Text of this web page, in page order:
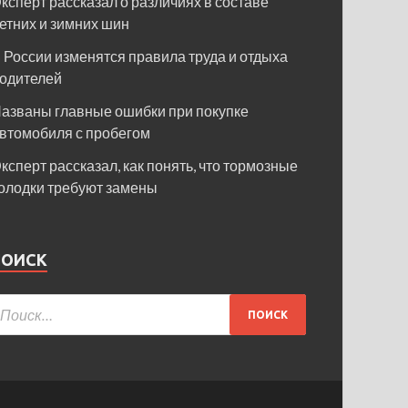
и зимних шин
России изменятся правила труда и отдыха
главные ошибки при покупке
с пробегом
рассказал, как понять, что тормозные
требуют замены